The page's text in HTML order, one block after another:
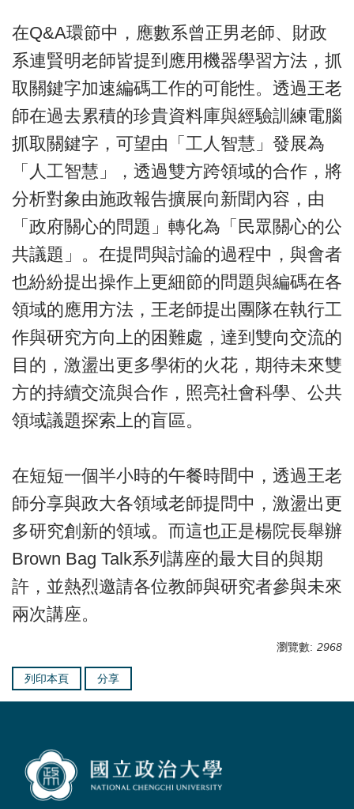
在Q&A環節中，應數系曾正男老師、財政
系連賢明老師皆提到應用機器學習方法，抓
取關鍵字加速編碼工作的可能性。透過王老
師在過去累積的珍貴資料庫與經驗訓練電腦
抓取關鍵字，可望由「工人智慧」發展為
「人工智慧」，透過雙方跨領域的合作，將
分析對象由施政報告擴展向新聞內容，由
「政府關心的問題」轉化為「民眾關心的公
共議題」。在提問與討論的過程中，與會者
也紛紛提出操作上更細節的問題與編碼在各
領域的應用方法，王老師提出團隊在執行工
作與研究方向上的困難處，達到雙向交流的
目的，激盪出更多學術的火花，期待未來雙
方的持續交流與合作，照亮社會科學、公共
領域議題探索上的盲區。
在短短一個半小時的午餐時間中，透過王老
師分享與政大各領域老師提問中，激盪出更
多研究創新的領域。而這也正是楊院長舉辦
Brown Bag Talk系列講座的最大目的與期
許，並熱烈邀請各位教師與研究者參與未來
兩次講座。
瀏覽數: 2968
列印本頁 分享